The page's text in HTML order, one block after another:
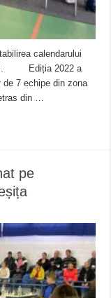
calendarului
Ediția 2022 a
7 echipe din zona
din …
pe